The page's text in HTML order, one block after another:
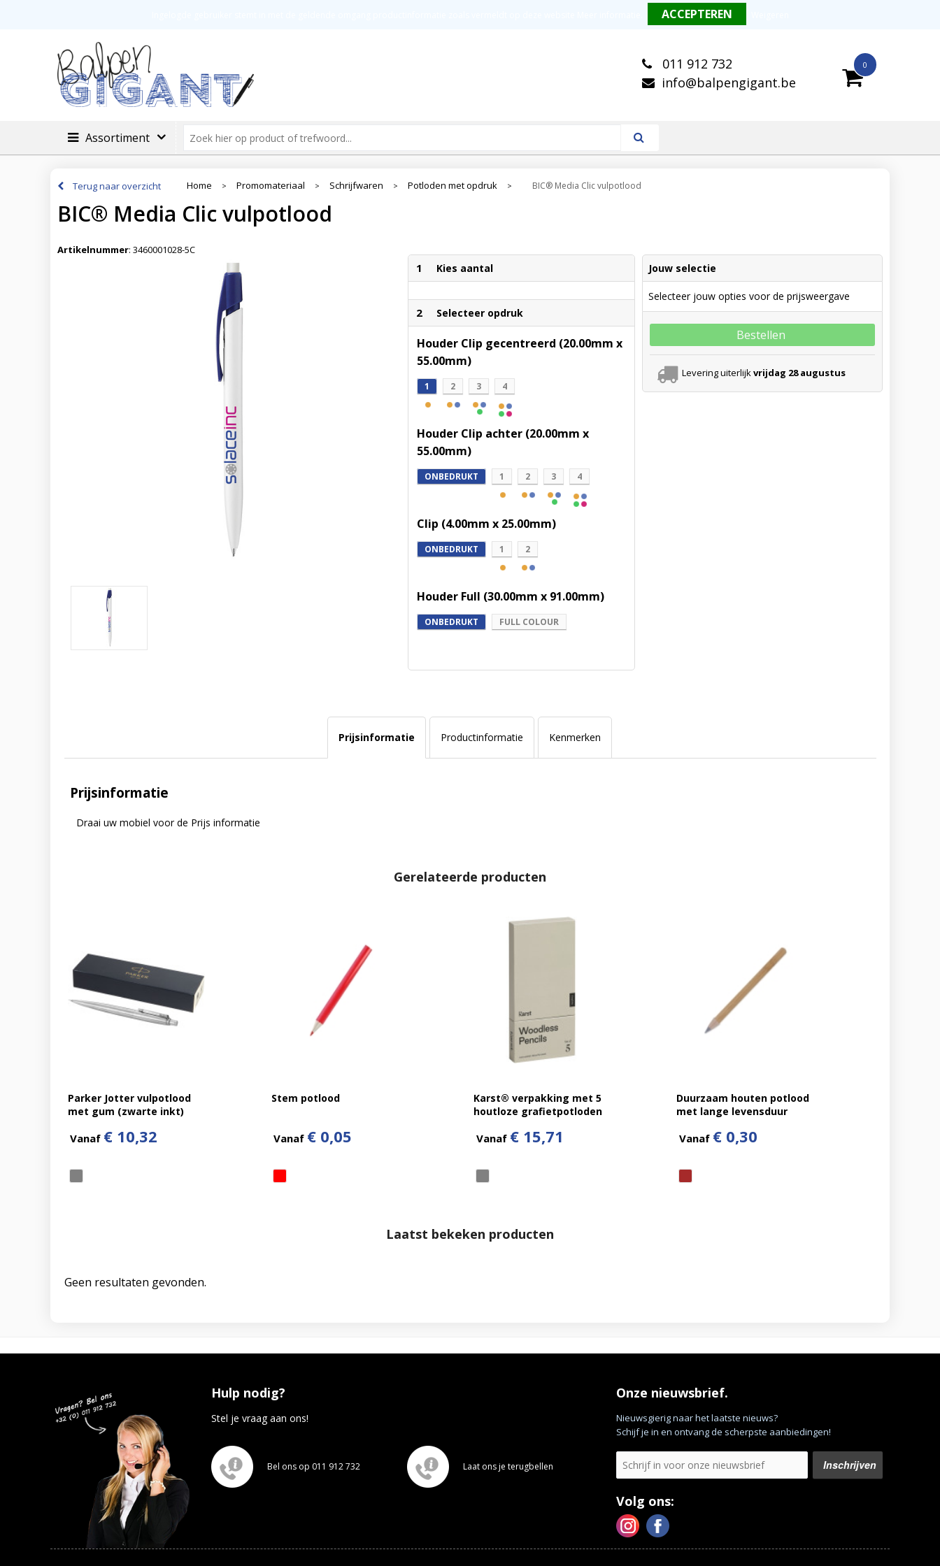
Kwalitatieve balpennen
0
011 912 732
info@balpengigant.be
Assortiment
Terug naar overzicht Home > Promomateriaal > Schrijfwaren > Potloden met opdruk > BIC® Media Clic vulpotlood
BIC® Media Clic vulpotlood
Artikelnummer: 3460001028-5C
1 Kies aantal
2 Selecteer opdruk
Houder Clip gecentreerd (20.00mm x
55.00mm)
1 2 3 4
Houder Clip achter (20.00mm x
55.00mm)
ONBEDRUKT 1 2 3 4
Clip (4.00mm x 25.00mm)
ONBEDRUKT 1 2
Houder Full (30.00mm x 91.00mm)
ONBEDRUKT FULL COLOUR
Jouw selectie
Selecteer jouw opties voor de prijsweergave
Bestellen
Levering uiterlijkvrijdag 28 augustus
Prijsinformatie Productinformatie Kenmerken
Prijsinformatie
Draai uw mobiel voor de Prijs informatie
Gerelateerde producten
Parker Jotter vulpotlood
met gum (zwarte inkt)
Vanaf € 10,32
Stem potlood
Vanaf € 0,05
Karst® verpakking met 5
houtloze grafietpotloden
Vanaf € 15,71
Duurzaam houten potlood
met lange levensduur
Vanaf € 0,30
Laatst bekeken producten
Geen resultaten gevonden.
Hulp nodig?
Stel je vraag aan ons!
Bel ons op 011 912 732 Laat ons je terugbellen
Onze nieuwsbrief.
Nieuwsgierig naar het laatste nieuws?
Schijf je in en ontvang de scherpste aanbiedingen!
Volg ons: